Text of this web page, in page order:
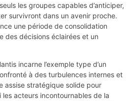
les groupes capables d’anticiper,
survivront dans un avenir proche.
une période de consolidation
des décisions éclairées et un
incarne l’exemple type d’un
à des turbulences internes et
assise stratégique solide pour
acteurs incontournables de la